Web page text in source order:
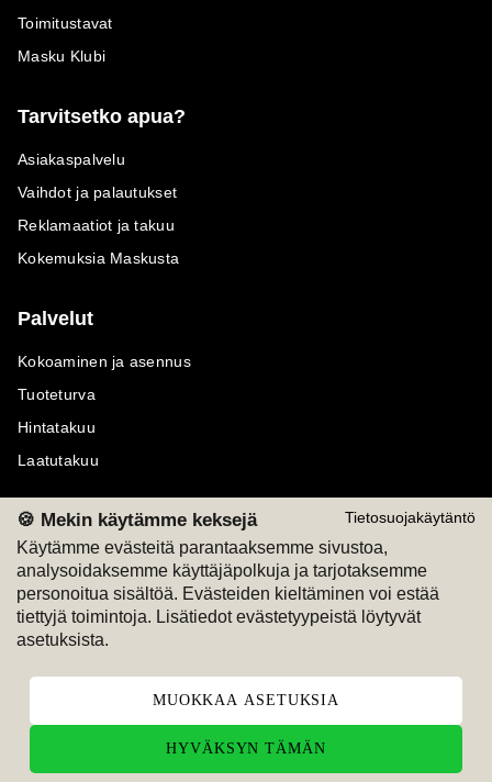
Tietosuojakäytäntö
🍪 Mekin käytämme keksejä
Käytämme evästeitä parantaaksemme sivustoa,
analysoidaksemme käyttäjäpolkuja ja tarjotaksemme
personoitua sisältöä. Evästeiden kieltäminen voi estää
tiettyjä toimintoja. Lisätiedot evästetyypeistä löytyvät
asetuksista.
MUOKKAA ASETUKSIA
HYVÄKSYN TÄMÄN
Toimitustavat
Masku Klubi
Tarvitsetko apua?
Asiakaspalvelu
Vaihdot ja palautukset
Reklamaatiot ja takuu
Kokemuksia Maskusta
Palvelut
Kokoaminen ja asennus
Tuoteturva
Hintatakuu
Laatutakuu
Maksutavat
M
Seuraa meitä